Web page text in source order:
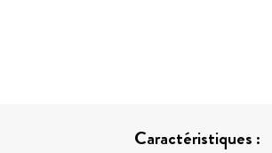
Caractéristiques :